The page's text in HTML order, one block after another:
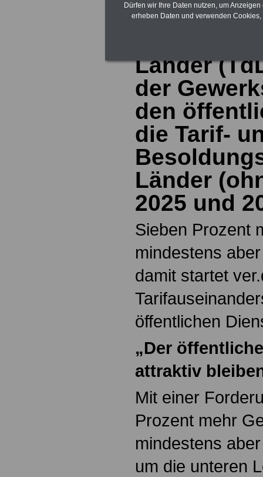
Länder
der
den
die Tarif-
Länder
2025 und
Sieben Prozent
mindestens
damit startet
öffentlichen
„Der
attraktiv
Mit einer
Prozent mehr
mindestens
um die unteren
Dürfen wir Ihre Daten nutzen, um
erheben Daten und verwenden